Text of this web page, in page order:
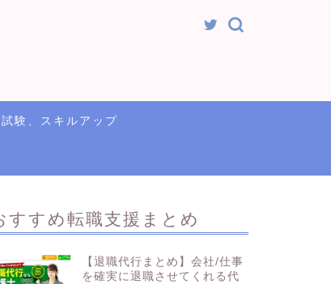
験、スキルアップ
すすめ転職支援まとめ
【退職代行まとめ】会社/仕事
を確実に退職させてくれる代